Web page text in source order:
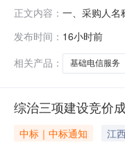
正文内容： 一、采购人名
的基本概况
发布时间： 16小时前
相关产品：
基础电信服务
综治三项建设竞价
中标｜中标通知 江